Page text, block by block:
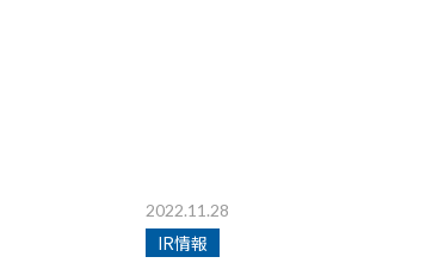
2022.11.28
IR情報